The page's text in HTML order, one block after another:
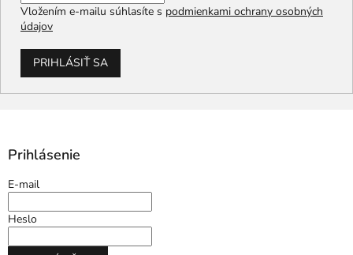
Vložením e-mailu súhlasíte s podmienkami ochrany osobných
údajov
PRIHLÁSIŤ SA
Prihlásenie
E-mail
Heslo